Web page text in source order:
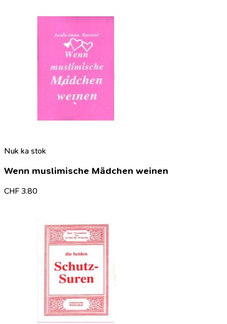
Nuk ka stok
Wenn muslimische Mädchen weinen
CHF 3.80